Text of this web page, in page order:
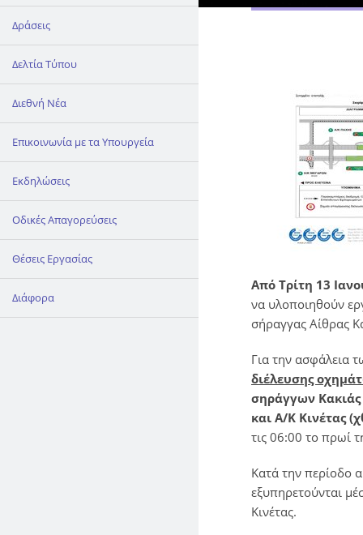
Δράσεις
Δελτία Τύπου
Διεθνή Νέα
Επικοινωνία με τα Υπουργεία
Εκδηλώσεις
Οδικές Απαγορεύσεις
Θέσεις Εργασίας
Διάφορα
Από Τρίτη 13
να υλοποιηθούν
σήραγγας Αίθρας
Για την ασφάλεια
διέλευσης
σηράγγων
και Α/Κ Κινέτας
τις 06:00 το πρωί
Κατά την περίοδο
εξυπηρετούνται
Κινέτας.